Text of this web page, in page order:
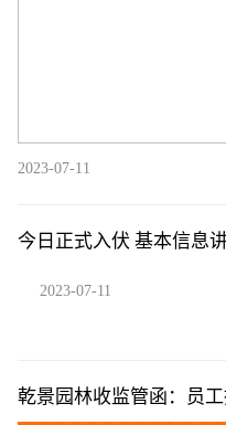
2023-07-11
今日正式入伏 基本信息
2023-07-11
乾景园林收监管函：员